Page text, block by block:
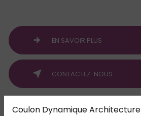
Coulon Dynamique Architecture
EN SAVOIR PLUS
CONTACTEZ-NOUS